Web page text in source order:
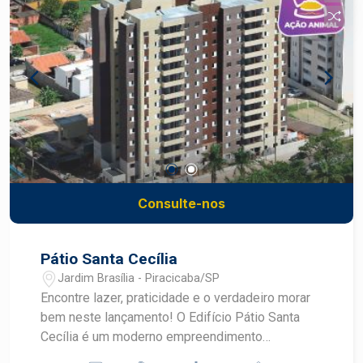
Consulte-nos
Pátio Santa Cecília
Jardim Brasília - Piracicaba/SP
Encontre lazer, praticidade e o verdadeiro morar
bem neste lançamento! O Edifício Pátio Santa
Cecília é um moderno empreendimento